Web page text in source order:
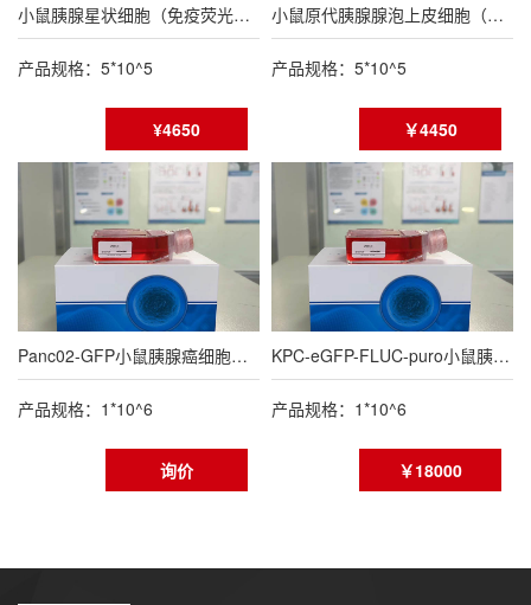
小鼠胰腺星状细胞（免疫荧光鉴定报告）
产品规格：5*10^5
¥4650
小鼠原代胰腺腺泡上皮细胞（种属鉴定报告）
产品规格：5*10^5
￥4450
Panc02-GFP小鼠胰腺癌细胞绿色荧光蛋白标记（STR鉴定报告）
产品规格：1*10^6
询价
KPC-eGFP-FLUC-puro小鼠胰腺癌细胞(eGFP/FLUC双标)
产品规格：1*10^6
￥18000